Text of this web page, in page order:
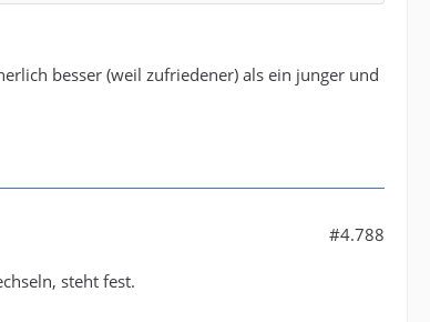
besser (weil zufriedener) als ein junger und
#4.788
steht fest.